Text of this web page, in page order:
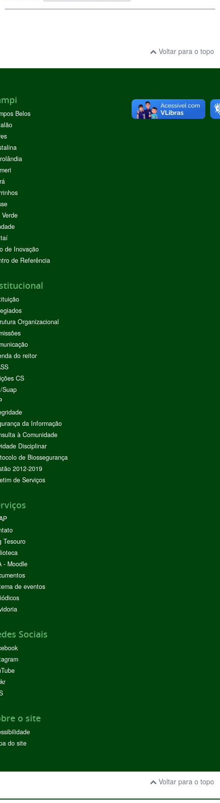
Voltar para o topo
Belos
de Inovação
de Referência
Organizacional
do reitor
CS
Suap
da Informação
à Comunidade
Disciplinar
de Biossegurança
2012-2019
de Serviços
Tesouro
- Moodle
de eventos
Sociais
o site
do site
Voltar para o topo